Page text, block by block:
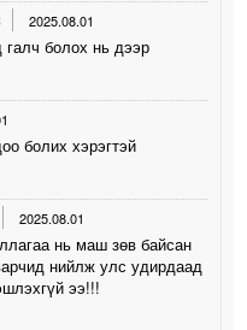
2025.08.01
галч болох нь дээр
болих хэрэгтэй
2025.08.01
нь маш зөв байсан
нийлж улс удирдаад
ээ!!!